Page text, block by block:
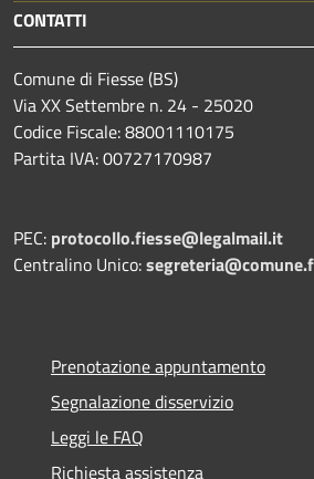
CONTATTI
Comune di Fiesse (BS)
Via XX Settembre n. 24 - 25020
Codice Fiscale: 88001110175
Partita IVA: 00727170987
PEC: protocollo.fiesse@legalmail.it
Centralino Unico:
Prenotazione appuntamento
Segnalazione disservizio
Leggi le FAQ
Richiesta assistenza